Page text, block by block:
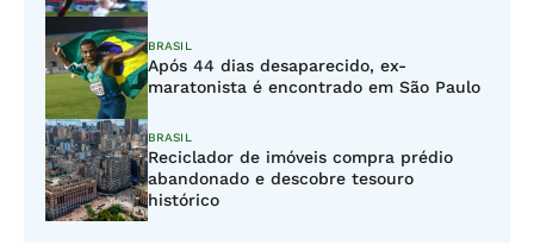
BRASIL
Após 44 dias desaparecido, ex-
maratonista é encontrado em São Paulo
BRASIL
Reciclador de imóveis compra prédio
abandonado e descobre tesouro
histórico